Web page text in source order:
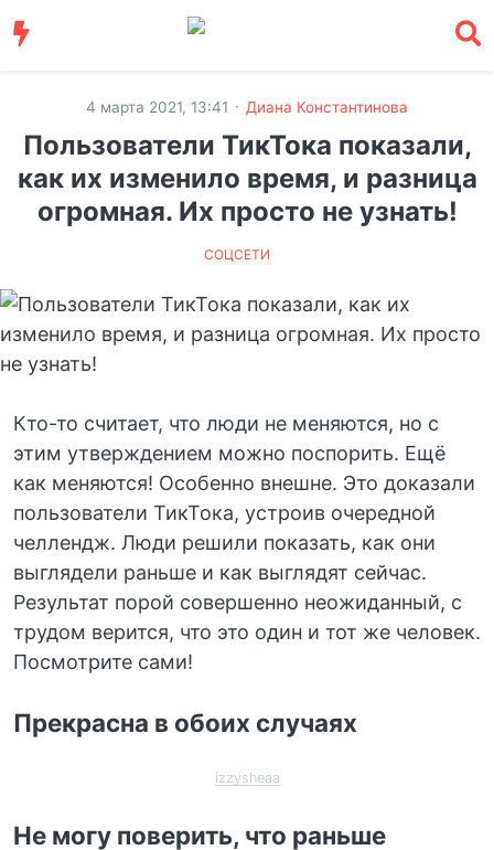
4 марта 2021, 13:41 · Диана Константинова
Пользователи ТикТока показали,
как их изменило время, и разница
огромная. Их просто не узнать!
СОЦСЕТИ
Кто-то считает, что люди не меняются, но с
этим утверждением можно поспорить. Ещё
как меняются! Особенно внешне. Это доказали
пользователи ТикТока, устроив очередной
челлендж. Люди решили показать, как они
выглядели раньше и как выглядят сейчас.
Результат порой совершенно неожиданный, с
трудом верится, что это один и тот же человек.
Посмотрите сами!
Прекрасна в обоих случаях
izzysheaa
Не могу поверить, что раньше